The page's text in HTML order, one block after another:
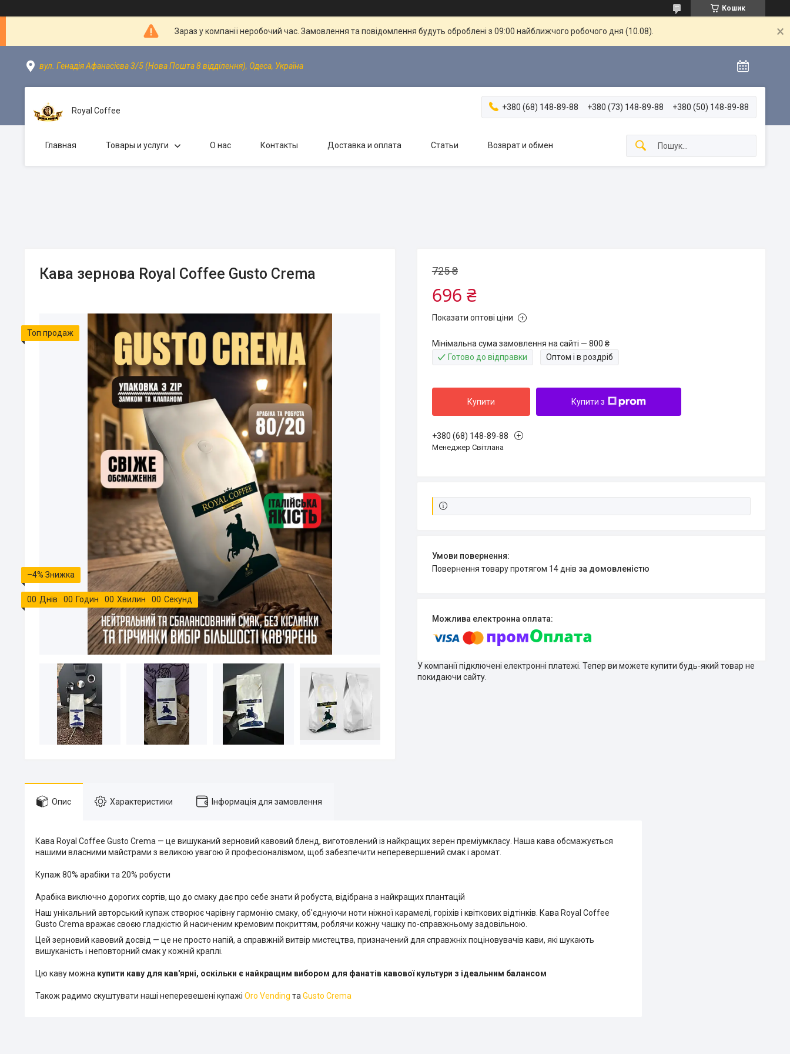
Кошик
Зараз у компанії неробочий час. Замовлення та повідомлення будуть оброблені з 09:00 найближчого робочого дня (10.08).
вул. Генадія Афанасієва 3/5 (Нова Пошта 8 відділення), Одеса, Україна
Royal Coffee +380 (68) 148-89-88 +380 (73) 148-89-88 +380 (50) 148-89-88
Главная Товары и услуги О нас Контакты Доставка и оплата Статьи Возврат и обмен
Кава зернова Royal Coffee Gusto Crema
Топ продаж
–4%
00 Днів 00 Годин 00 Хвилин 00 Секунд
725 ₴
696 ₴
Показати оптові ціни
Мінімальна сума замовлення на сайті — 800 ₴
Готово до відправки
Оптом і в роздріб
Купити Купити з
+380 (68) 148-89-88
Менеджер Світлана
повернення товару протягом 14 днів за домовленістю
У компанії підключені електронні платежі. Тепер ви можете купити будь-який товар не
покидаючи сайту.
Опис Характеристики Інформація для замовлення
Кава Royal Coffee Gusto Crema — це вишуканий зерновий кавовий бленд, виготовлений із найкращих зерен преміумкласу. Наша кава обсмажується
нашими власними майстрами з великою увагою й професіоналізмом, щоб забезпечити неперевершений смак і аромат.
Купаж 80% арабіки та 20% робусти
Арабіка виключно дорогих сортів, що до смаку дає про себе знати й робуста, відібрана з найкращих плантацій
Наш унікальний авторський купаж створює чарівну гармонію смаку, об'єднуючи ноти ніжної карамелі, горіхів і квіткових відтінків. Кава Royal Coffee
Gusto Crema вражає своєю гладкістю й насиченим кремовим покриттям, роблячи кожну чашку по-справжньому задовільною.
Цей зерновий кавовий досвід — це не просто напій, а справжній витвір мистецтва, призначений для справжніх поціновувачів кави, які шукають
вишуканість і неповторний смак у кожній краплі.
Цю каву можна купити каву для кав'ярні, оскільки є найкращим вибором для фанатів кавової культури з ідеальним балансом
Також радимо скуштувати наші неперевешені купажі Oro Vending та Gusto Crema